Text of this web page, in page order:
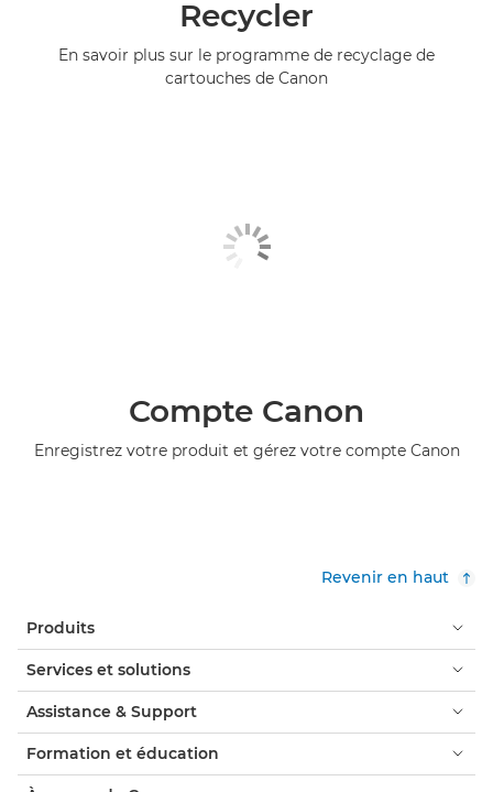
Recycler
En savoir plus sur le programme de recyclage de
cartouches de Canon
Compte Canon
Enregistrez votre produit et gérez votre compte Canon
Revenir en haut
Produits
Services et solutions
Assistance & Support
Formation et éducation